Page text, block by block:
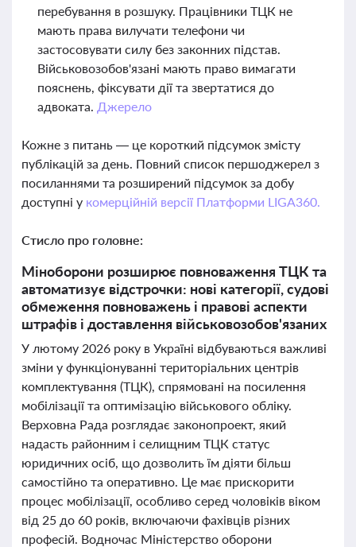
перебування в розшуку. Працівники ТЦК не
мають права вилучати телефони чи
застосовувати силу без законних підстав.
Військовозобов'язані мають право вимагати
пояснень, фіксувати дії та звертатися до
адвоката. Джерело
Кожне з питань — це короткий підсумок змісту
публікацій за день. Повний список першоджерел з
посиланнями та розширений підсумок за добу
доступні у комерційній версії Платформи LIGA360.
Стисло про головне:
Міноборони розширює повноваження ТЦК та
автоматизує відстрочки: нові категорії, судові
обмеження повноважень і правові аспекти
штрафів і доставлення військовозобов'язаних
У лютому 2026 року в Україні відбуваються важливі
зміни у функціонуванні територіальних центрів
комплектування (ТЦК), спрямовані на посилення
мобілізації та оптимізацію військового обліку.
Верховна Рада розглядає законопроект, який
надасть районним і селищним ТЦК статус
юридичних осіб, що дозволить їм діяти більш
самостійно та оперативно. Це має прискорити
процес мобілізації, особливо серед чоловіків віком
від 25 до 60 років, включаючи фахівців різних
професій. Водночас Міністерство оборони